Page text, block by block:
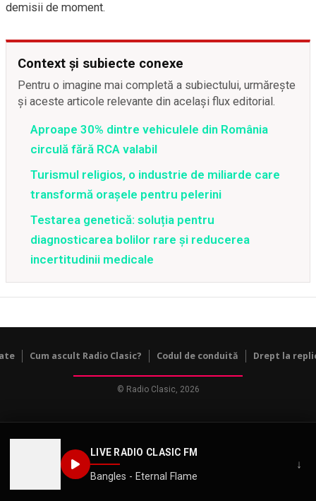
LIVE RADIO CLASIC FM
Bangles - Eternal Flame
↓
demisii de moment.
Context și subiecte conexe
Pentru o imagine mai completă a subiectului, urmărește
și aceste articole relevante din același flux editorial.
Aproape 30% dintre vehiculele din România
circulă fără RCA valabil
Turismul religios, o industrie de miliarde care
transformă orașele pentru pelerini
Testarea genetică: soluția pentru
diagnosticarea bolilor rare și reducerea
incertitudinii medicale
Cum ascult Radio Clasic? Codul de conduită Drept la
© Radio Clasic, 2026